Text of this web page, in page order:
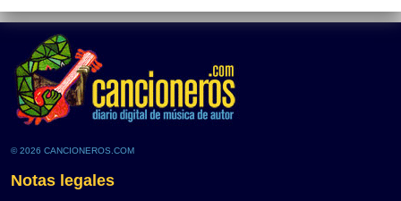
© 2026 CANCIONEROS.COM
Notas legales